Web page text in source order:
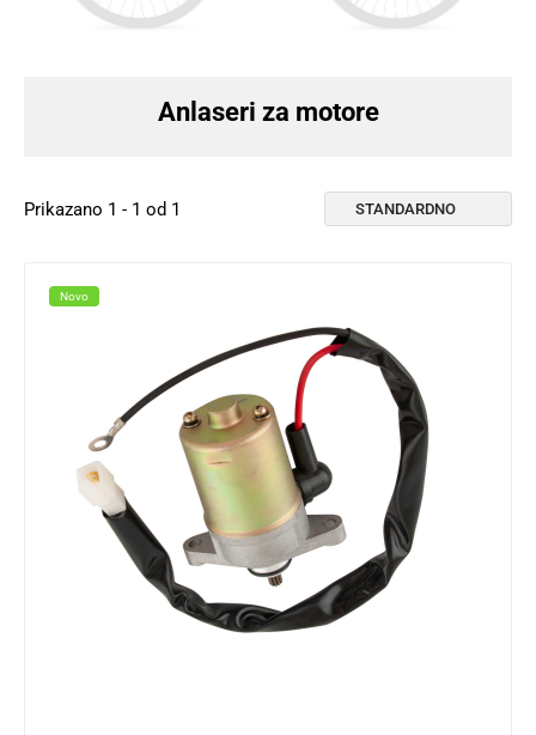
Anlaseri za motore
Prikazano 1 - 1 od 1
Novo